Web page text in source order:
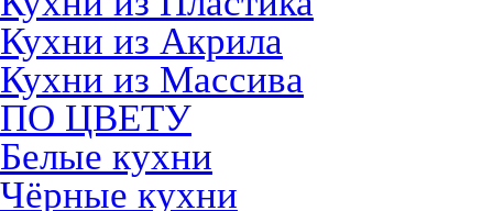
Кухни из Акрила
Кухни из Массива
ПО ЦВЕТУ
Белые кухни
Чёрные кухни